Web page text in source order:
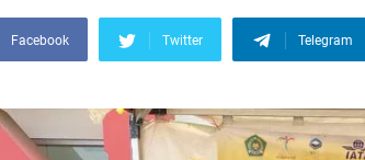
Facebook Twitter Telegram